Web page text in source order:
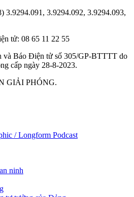
3.9294.091, 3.9294.092, 3.9294.093,
tử: 08 65 11 22 55
và Báo Điện tử số 305/GP-BTTTT do
cấp ngày 28-8-2023.
GIẢI PHÓNG.
/ Longform Podcast
ninh